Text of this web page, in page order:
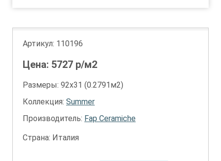
Артикул: 110196
Цена: 5727 р/м2
Размеры: 92х31 (0.2791м2)
Коллекция: Summer
Производитель: Fap Ceramiche
Страна: Италия